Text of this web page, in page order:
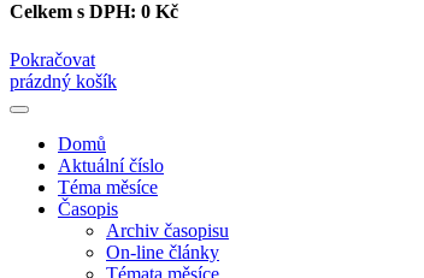
Celkem s DPH: 0 Kč
Pokračovat
prázdný košík
Domů
Aktuální číslo
Téma měsíce
Časopis
Archiv časopisu
On-line články
Témata měsíce